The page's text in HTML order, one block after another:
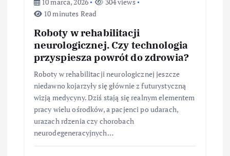
10 minutes Read
Roboty w rehabilitacji
neurologicznej. Czy technologia
przyspiesza powrót do zdrowia?
Roboty w rehabilitacji neurologicznej jeszcze
niedawno kojarzyły się głównie z futurystyczną
wizją medycyny. Dziś stają się realnym elementem
pracy wielu ośrodków, a pacjenci po udarach,
urazach rdzenia czy chorobach
neurodegeneracyjnych…